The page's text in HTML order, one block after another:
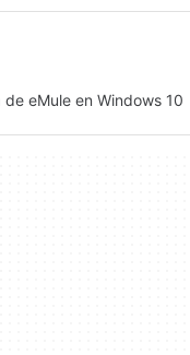
eMule en Windows 10